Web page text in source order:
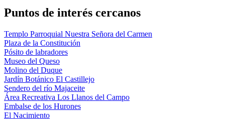
Puntos de interés cercanos
Templo Parroquial Nuestra Señora del Carmen
Plaza de la Constitución
Pósito de labradores
Museo del Queso
Molino del Duque
Jardín Botánico El Castillejo
Sendero del río Majaceite
Área Recreativa Los Llanos del Campo
Embalse de los Hurones
El Nacimiento